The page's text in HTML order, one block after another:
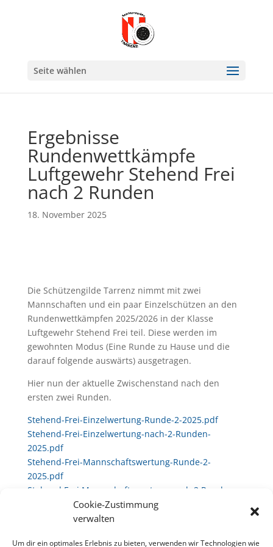
Cookie-Zustimmung
verwalten
Um dir ein optimales Erlebnis zu bieten, verwenden wir Technologien wie
Seite wählen
Ergebnisse
Rundenwettkämpfe
Luftgewehr Stehend Frei
nach 2 Runden
18. November 2025
Die Schützengilde Tarrenz nimmt mit zwei
Mannschaften und ein paar Einzelschützen an den
Rundenwettkämpfen 2025/2026 in der Klasse
Luftgewehr Stehend Frei teil. Diese werden im
gewohnten Modus (Eine Runde zu Hause und die
darauf folgende auswärts) ausgetragen.
Hier nun der aktuelle Zwischenstand nach den
ersten zwei Runden.
Stehend-Frei-Einzelwertung-Runde-2-2025.pdf
Stehend-Frei-Einzelwertung-nach-2-Runden-
2025.pdf
Stehend-Frei-Mannschaftswertung-Runde-2-
2025.pdf
Stehend Frei Mannschaftswertung nach 2 Runden